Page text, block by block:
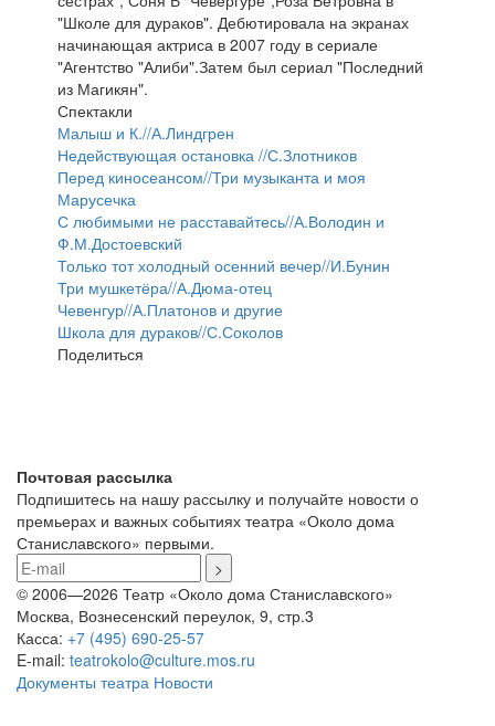
"Школе для дураков". Дебютировала на экранах
начинающая актриса в 2007 году в сериале
"Агентство "Алиби".Затем был сериал "Последний
из Магикян".
Спектакли
Малыш и К.//А.Линдгрен
Недействующая остановка //С.Злотников
Перед киносеансом//Три музыканта и моя
Марусечка
С любимыми не расставайтесь//А.Володин и
Ф.М.Достоевский
Только тот холодный осенний вечер//И.Бунин
Три мушкетёра//А.Дюма-отец
Чевенгур//А.Платонов и другие
Школа для дураков//С.Соколов
Поделиться
Почтовая рассылка
Подпишитесь на нашу рассылку и получайте новости о
премьерах и важных событиях театра «Около дома
Станиславского» первыми.
© 2006—2026 Театр «Около дома Станиславского»
Москва, Вознесенский переулок, 9, стр.3
Касса: +7 (495) 690-25-57
E-mail: teatrokolo@culture.mos.ru
Документы театра Новости